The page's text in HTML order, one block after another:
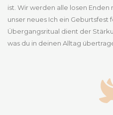
ist. Wir werden alle losen
unser neues Ich ein Geburtsfest
Übergangsritual dient der
was du in deinen Alltag